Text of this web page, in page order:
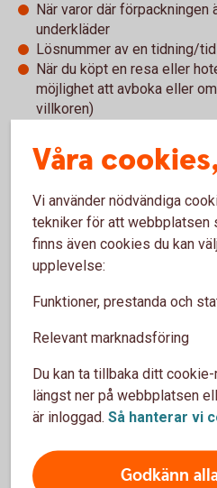
När varor där förpackningen
underkläder
Lösnummer av en tidning/
När du köpt en resa eller
möjlighet att avboka eller
villkoren)
Presentkort och
Presentkort är en populär
det finns en del saker att tänka
säljer presentkortet som
kontanter och att det har en
värdelöst om du inte använder
värdelöst om företaget byter
Var också uppmärksam på att
och får ett tillgodokvitto, kan
begränsar hur och när du kan
Våra
Vi använder nödvändiga
tekniker för att webbplatsen
finns även cookies du kan
upplevelse:
Funktioner, prestanda och
Relevant marknadsföring
Du kan ta tillbaka ditt
längst ner på webbplatsen
är inloggad. Så hanterar vi
Godkänn